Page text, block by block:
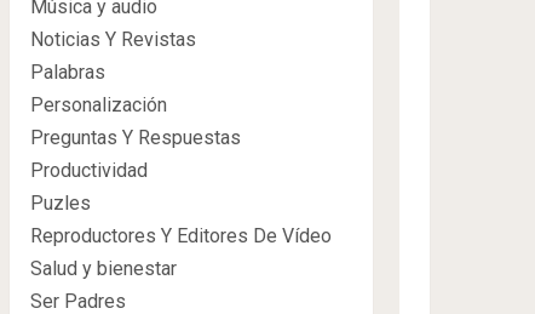
Música y audio
Noticias Y Revistas
Palabras
Personalización
Preguntas Y Respuestas
Productividad
Puzles
Reproductores Y Editores De Vídeo
Salud y bienestar
Ser Padres